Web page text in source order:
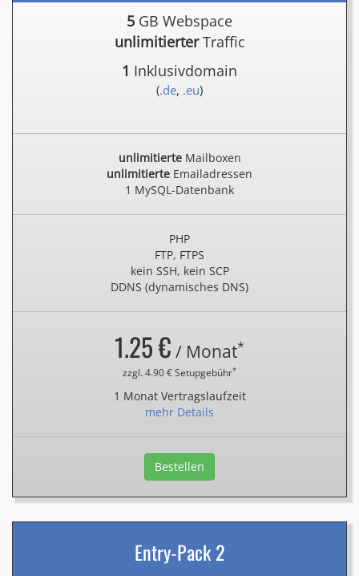
5 GB Webspace
unlimitierterTraffic
1 Inklusivdomain
(.de, .eu)
unlimitierteMailboxen
unlimitierte Emailadressen
1 MySQL-Datenbank
PHP
FTP, FTPS
kein SSH, kein SCP
DDNS (dynamisches DNS)
1.25 € / Monat*
zzgl. 4.90 € Setupgebühr*
1 Monat Vertragslaufzeit
mehr Details
Bestellen
Entry-Pack 2